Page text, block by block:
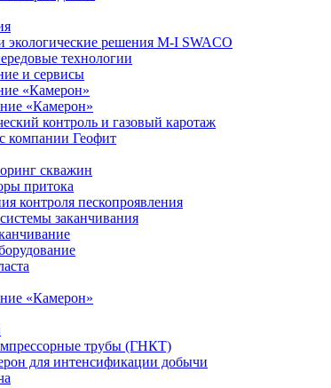
экологические решения M-I SWACO
технологии
и сервисы
«Камерон»
«Камерон»
контроль и газовый каротаж
компании Геофит
скважин
притока
контроля пескопроявления
заканчивания
«Камерон»
трубы (ГНКТ)
для интенсификации добычи